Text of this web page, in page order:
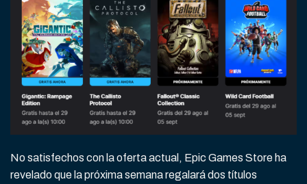
No satisfechos con la oferta actual, Epic Games Store ha
revelado que la próxima semana regalará dos títulos